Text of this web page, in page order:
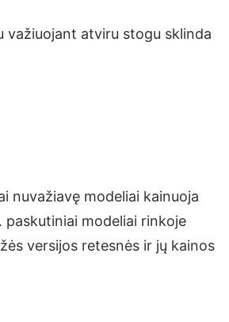
važiuojant atviru stogu sklinda
nuvažiavę modeliai kainuoja
paskutiniai modeliai rinkoje
versijos retesnės ir jų kainos